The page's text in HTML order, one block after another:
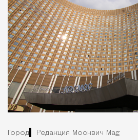
Город Редакция Москвич Mag